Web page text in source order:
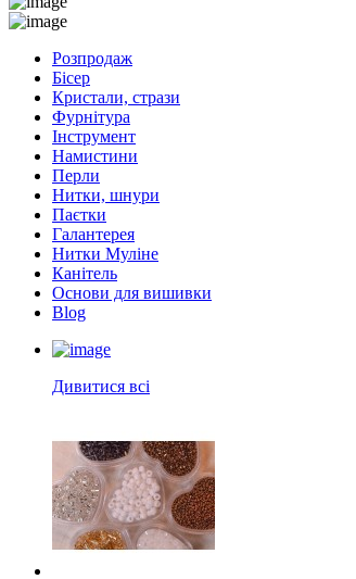
Розпродаж
Бісер
Кристали, стрази
Фурнітура
Інструмент
Намистини
Перли
Нитки, шнури
Паєтки
Галантерея
Нитки Муліне
Канітель
Основи для вишивки
Blog
Дивитися всі